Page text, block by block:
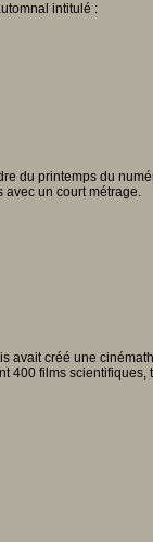
intitulé :
du printemps du
avec un court métrage.
avait créé une
400 films